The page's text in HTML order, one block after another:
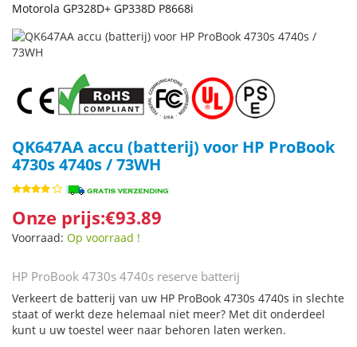
Motorola GP328D+ GP338D P8668i
QK647AA accu (batterij) voor HP ProBook
4730s 4740s / 73WH
Onze prijs:€93.89
Voorraad: Op voorraad !
HP ProBook 4730s 4740s reserve batterij
Verkeert de batterij van uw HP ProBook 4730s 4740s in slechte
staat of werkt deze helemaal niet meer? Met dit onderdeel
kunt u uw toestel weer naar behoren laten werken.